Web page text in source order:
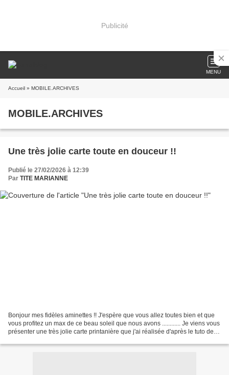
Publicité
MENU
Accueil » MOBILE.ARCHIVES
MOBILE.ARCHIVES
Une très jolie carte toute en douceur !!
Publié le 27/02/2026 à 12:39
Par TITE MARIANNE
Bonjour mes fidèles aminettes !! J'espère que vous allez toutes bien et que
vous profitez un max de ce beau soleil que nous avons ............ Je viens vous
présenter une très jolie carte printanière que j'ai réalisée d'après le tuto de